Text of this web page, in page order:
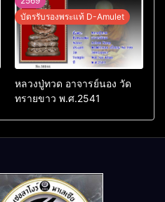
บัตรรับรองพระแท้ D-Amulet
หลวงปู่ทวด อาจารย์นอง วัด
ทรายขาว พ.ศ.2541